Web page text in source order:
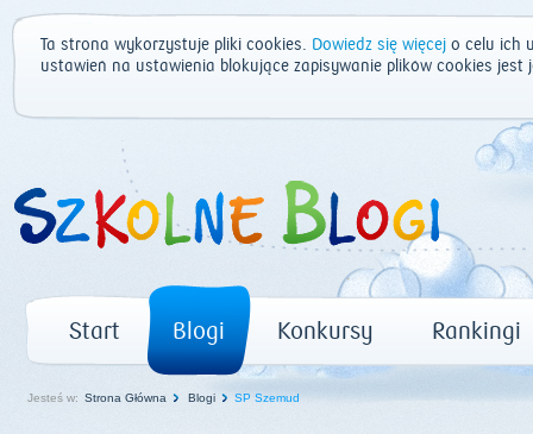
Ta strona wykorzystuje pliki cookies. Dowiedz się więcej o celu ich
ustawień na ustawienia blokujące zapisywanie plików cookies
Start Blogi Konkursy Rankingi
Jesteś w: Strona Główna Blogi SP Szemud